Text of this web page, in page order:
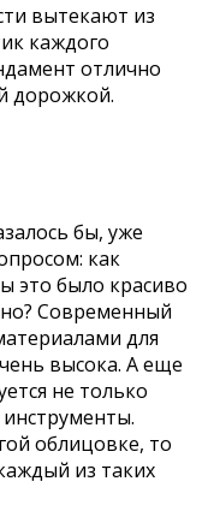
вытекают из
каждого
отлично
дорожкой.
бы, уже
как
это было красиво
Современный
для
высока. А еще
не только
облицовке, то
из таких